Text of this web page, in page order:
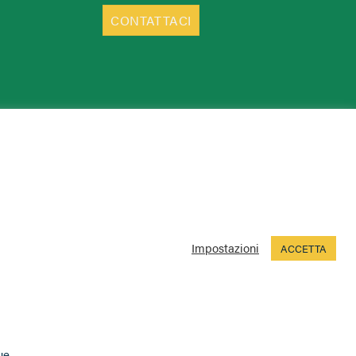
CONTATTACI
Impostazioni ACCETTA